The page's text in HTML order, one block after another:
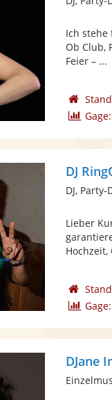
Ich stehe
Ob Club,
Feier – ...
Gage:
DJ
DJ, Party-
Lieber
Hochzeit,
Gage:
DJane